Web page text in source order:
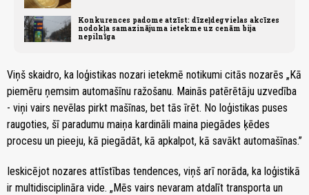
Konkurences padome atzīst: dīzeļdegvielas akcīzes
nodokļa samazinājuma ietekme uz cenām bija
nepilnīga
Viņš skaidro, ka loģistikas nozari ietekmē notikumi citās nozarēs „Kā
piemēru ņemsim automašīnu ražošanu. Mainās patērētāju uzvedība
- viņi vairs nevēlas pirkt mašīnas, bet tās īrēt. No loģistikas puses
raugoties, šī paradumu maiņa kardināli maina piegādes ķēdes
procesu un pieeju, kā piegādāt, kā apkalpot, kā savākt automašīnas.”
Ieskicējot nozares attīstības tendences, viņš arī norāda, ka loģistikā
ir multidisciplināra vide. „Mēs vairs nevaram atdalīt transporta un